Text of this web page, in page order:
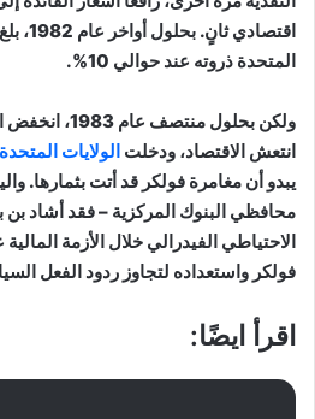
المتحدة ذروته عند حوالي 10%.
انتعش الاقتصاد، ودخلت الولايات المتحدة
يبدو أن مغامرة فولكر قد أتت بثمارها.
محافظي البنوك المركزية – فقد أشاد بن
فولكر واستعداده لتجاوز ردود الفعل
اقرأ ايضًا: